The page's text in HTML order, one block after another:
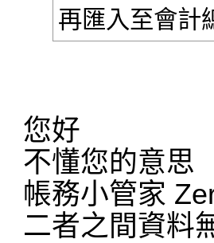
再匯入至會計
您好
不懂您的意思
帳務小管家
二者之間資料